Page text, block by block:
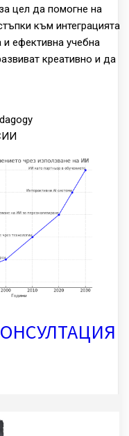
цел да помогне на
към интеграцията
ефективна учебна
креативно и да